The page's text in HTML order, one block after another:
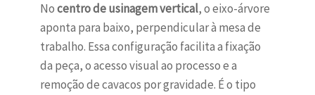
Nocentro de usinagem vertical, o eixo-árvore
aponta para baixo, perpendicular à mesa de
trabalho. Essa configuração facilita a fixação
da peça, o acesso visual ao processo e a
remoção de cavacos por gravidade. É o tipo